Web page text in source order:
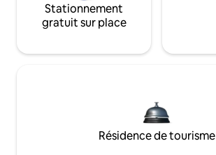
Stationnement
gratuit sur place
Résidence de tourisme